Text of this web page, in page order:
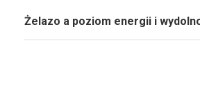
Żelazo a poziom energii i